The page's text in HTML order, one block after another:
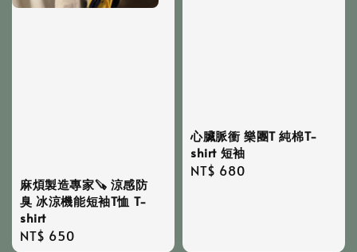
麻煩製造專家🪚 涼感防
臭 冰涼機能短袖T恤 T-
shirt
Regular
NT$ 650
心臟脈衝 樂團T 純棉T-
shirt 短袖
Regular
NT$ 680